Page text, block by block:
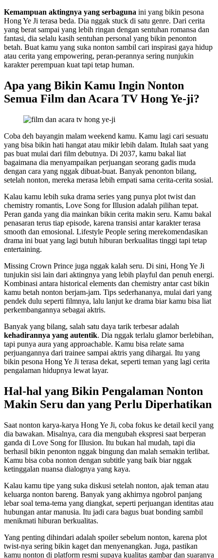
Kemampuan aktingnya yang serbaguna ini yang bikin pesona
Hong Ye Ji terasa beda. Dia nggak stuck di satu genre. Dari cerita
yang berat sampai yang lebih ringan dengan sentuhan romansa dan
fantasi, dia selalu kasih sentuhan personal yang bikin penonton
betah. Buat kamu yang suka nonton sambil cari inspirasi gaya hidup
atau cerita yang empowering, peran-perannya sering nunjukin
karakter perempuan kuat tapi tetap human.
Apa yang Bikin Kamu Ingin Nonton
Semua Film dan Acara TV Hong Ye-ji?
Coba deh bayangin malam weekend kamu. Kamu lagi cari sesuatu
yang bisa bikin hati hangat atau mikir lebih dalam. Itulah saat yang
pas buat mulai dari film debutnya. Di 2037, kamu bakal liat
bagaimana dia menyampaikan perjuangan seorang gadis muda
dengan cara yang nggak dibuat-buat. Banyak penonton bilang,
setelah nonton, mereka merasa lebih empati sama cerita-cerita sosial.
Kalau kamu lebih suka drama series yang punya plot twist dan
chemistry romantis, Love Song for Illusion adalah pilihan tepat.
Peran ganda yang dia mainkan bikin cerita makin seru. Kamu bakal
penasaran terus tiap episode, karena transisi antar karakter terasa
smooth dan emosional. Lifestyle People sering merekomendasikan
drama ini buat yang lagi butuh hiburan berkualitas tinggi tapi tetap
entertaining.
Missing Crown Prince juga nggak kalah seru. Di sini, Hong Ye Ji
tunjukin sisi lain dari aktingnya yang lebih playful dan penuh energi.
Kombinasi antara historical elements dan chemistry antar cast bikin
kamu betah nonton berjam-jam. Tips sederhananya, mulai dari yang
pendek dulu seperti filmnya, lalu lanjut ke drama biar kamu bisa liat
perkembangannya sebagai aktris.
Banyak yang bilang, salah satu daya tarik terbesar adalah
kehadirannya yang autentik. Dia nggak terlalu glamor berlebihan,
tapi punya aura yang approachable. Kamu bisa relate sama
perjuangannya dari trainee sampai aktris yang dihargai. Itu yang
bikin pesona Hong Ye Ji terasa dekat, seperti teman yang lagi cerita
pengalaman hidupnya lewat layar.
Hal-hal yang Bikin Pengalaman Nonton
Makin Seru dan yang Perlu Diperhatikan
Saat nonton karya-karya Hong Ye Ji, coba fokus ke detail kecil yang
dia bawakan. Misalnya, cara dia mengubah ekspresi saat berperan
ganda di Love Song for Illusion. Itu bukan hal mudah, tapi dia
berhasil bikin penonton nggak bingung dan malah semakin terlibat.
Kamu bisa coba nonton dengan subtitle yang baik biar nggak
ketinggalan nuansa dialognya yang kaya.
Kalau kamu tipe yang suka diskusi setelah nonton, ajak teman atau
keluarga nonton bareng. Banyak yang akhirnya ngobrol panjang
lebar soal tema-tema yang diangkat, seperti perjuangan identitas atau
hubungan antar manusia. Itu jadi cara bagus buat bonding sambil
menikmati hiburan berkualitas.
Yang penting dihindari adalah spoiler sebelum nonton, karena plot
twist-nya sering bikin kaget dan menyenangkan. Juga, pastikan
kamu nonton di platform resmi supaya kualitas gambar dan suaranya